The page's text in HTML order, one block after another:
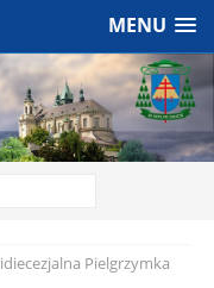
MENU
Pielgrzymka